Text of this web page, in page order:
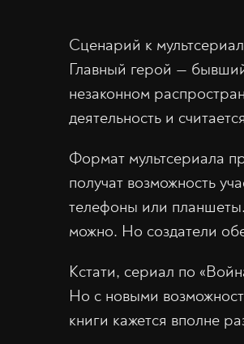
Сценарий к
Главный герой —
незаконном
деятельность и
Формат мультсериала
получат возможность
телефоны или
можно. Но создатели
Кстати, сериал по
Но с новыми
книги кажется вполне